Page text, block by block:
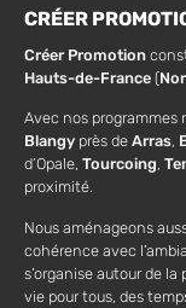
CRÉER
Créer Promotion
Hauts-de-France (
Avec nos programmes
Blangy près de Arras,
d’Opale, Tourcoing,
proximité.
Nous aménageons
cohérence avec
s’organise autour de
vie pour tous, des